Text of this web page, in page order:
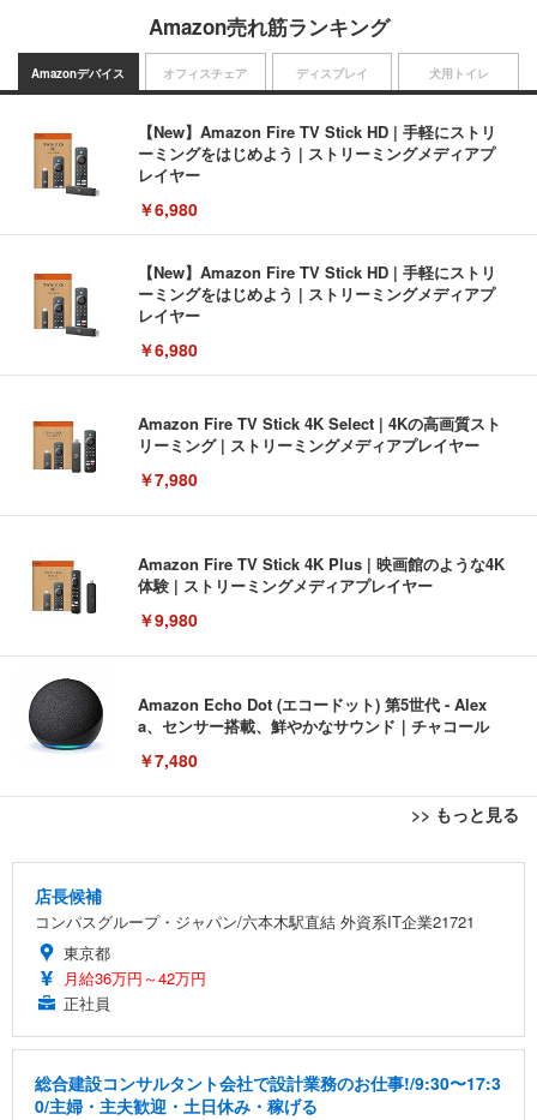
Amazon売れ筋ランキング
Amazonデバイス
【New】Amazon Fire TV Stick HD | 手軽にストリ
ーミングをはじめよう | ストリーミングメディアプ
レイヤー
￥6,980
【New】Amazon Fire TV Stick HD | 手軽にストリ
ーミングをはじめよう | ストリーミングメディアプ
レイヤー
￥6,980
Amazon Fire TV Stick 4K Select | 4Kの高画質スト
リーミング | ストリーミングメディアプレイヤー
￥7,980
Amazon Fire TV Stick 4K Plus | 映画館のような4K
体験 | ストリーミングメディアプレイヤー
￥9,980
Amazon Echo Dot (エコードット) 第5世代 - Alex
a、センサー搭載、鮮やかなサウンド｜チャコール
￥7,480
>> もっと見る
オフィスチェア
[EdoErgo] オフィスチェア 椅子 テレワーク 疲れな
ン樹脂ベース 通気性メッシュ 在宅ワーク H-WY01
ュチェア 人間工学 疲れない ブラック
ディスプレイ
EIZO ビジネス向けプレミアムモニター | FlexScan
イト
￥109,572
犬用トイレ
￥3,373
x2袋(84枚) ホワイト(吸収面:ライトブルー)
店長候補
コンパスグループ・ジャパン/六本木駅直結 外資系IT企業21721
東京都
月給36万円～42万円
正社員
総合建設コンサルタント会社で設計業務のお仕事!/9:30〜17:3
0/主婦・主夫歓迎・土日休み・稼げる